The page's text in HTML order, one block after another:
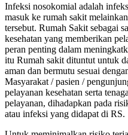
Infeksi nosokomial adalah
masuk ke rumah sakit
tersebut. Rumah Sakit sebagai
kesehatan yang memberikan
peran penting dalam
itu Rumah sakit dituntut untuk
aman dan bermutu sesuai
Masyarakat / pasien /
pelayanan kesehatan serta
pelayanan, dihadapkan pada
atau infeksi yang didapat di RS.